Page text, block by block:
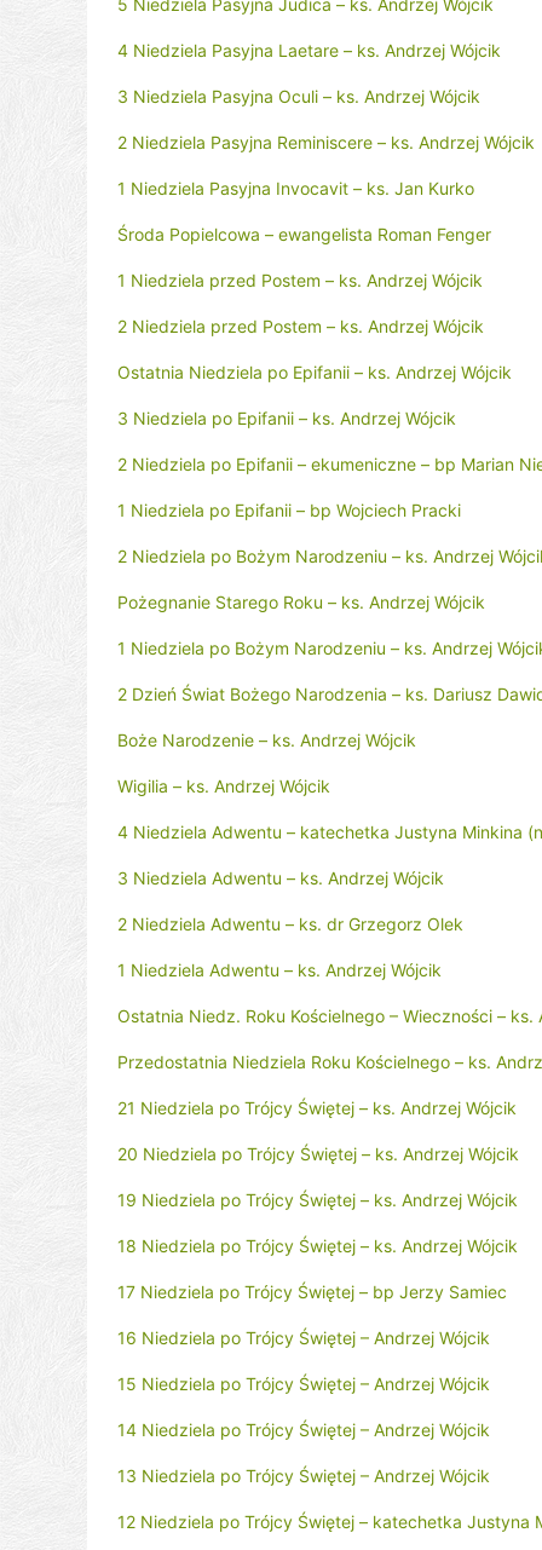
5 Niedziela Pasyjna Judica – ks. Andrzej Wójcik
4 Niedziela Pasyjna Laetare – ks. Andrzej Wójcik
3 Niedziela Pasyjna Oculi – ks. Andrzej Wójcik
2 Niedziela Pasyjna Reminiscere – ks. Andrzej Wójcik
1 Niedziela Pasyjna Invocavit – ks. Jan Kurko
Środa Popielcowa – ewangelista Roman Fenger
1 Niedziela przed Postem – ks. Andrzej Wójcik
2 Niedziela przed Postem – ks. Andrzej Wójcik
Ostatnia Niedziela po Epifanii – ks. Andrzej Wójcik
3 Niedziela po Epifanii – ks. Andrzej Wójcik
2 Niedziela po Epifanii – ekumeniczne – bp Marian
1 Niedziela po Epifanii – bp Wojciech Pracki
2 Niedziela po Bożym Narodzeniu – ks. Andrzej
Pożegnanie Starego Roku – ks. Andrzej Wójcik
1 Niedziela po Bożym Narodzeniu – ks. Andrzej
2 Dzień Świat Bożego Narodzenia – ks. Dariusz
Boże Narodzenie – ks. Andrzej Wójcik
Wigilia – ks. Andrzej Wójcik
4 Niedziela Adwentu – katechetka Justyna Minkina
3 Niedziela Adwentu – ks. Andrzej Wójcik
2 Niedziela Adwentu – ks. dr Grzegorz Olek
1 Niedziela Adwentu – ks. Andrzej Wójcik
Ostatnia Niedz. Roku Kościelnego – Wieczności – ks.
Przedostatnia Niedziela Roku Kościelnego – ks.
21 Niedziela po Trójcy Świętej – ks. Andrzej Wójcik
20 Niedziela po Trójcy Świętej – ks. Andrzej Wójcik
19 Niedziela po Trójcy Świętej – ks. Andrzej Wójcik
18 Niedziela po Trójcy Świętej – ks. Andrzej Wójcik
17 Niedziela po Trójcy Świętej – bp Jerzy Samiec
16 Niedziela po Trójcy Świętej – Andrzej Wójcik
15 Niedziela po Trójcy Świętej – Andrzej Wójcik
14 Niedziela po Trójcy Świętej – Andrzej Wójcik
13 Niedziela po Trójcy Świętej – Andrzej Wójcik
12 Niedziela po Trójcy Świętej – katechetka Justyna